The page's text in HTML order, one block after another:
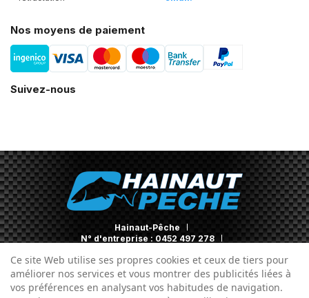
Ce site Web utilise ses propres cookies et ceux de tiers pour
améliorer nos services et vous montrer des publicités liées à
vos préférences en analysant vos habitudes de navigation.
Nos moyens de paiement
Suivez-nous
Hainaut-Pêche
N° d'entreprise : 0452 497 278
Conditions générales